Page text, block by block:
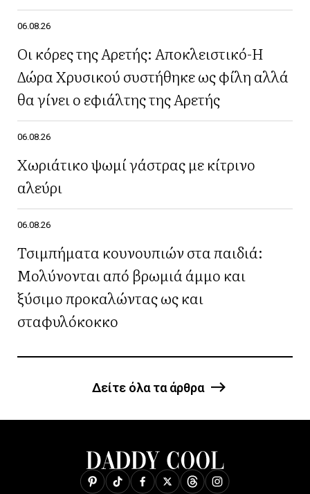
06.08.26
Οι κόρες της Αρετής: Αποκλειστικό-Η
Δώρα Χρυσικού συστήθηκε ως φίλη αλλά
θα γίνει ο εφιάλτης της Αρετής
06.08.26
Χωριάτικο ψωμί γάστρας με κίτρινο
αλεύρι
06.08.26
Τσιμπήματα κουνουπιών στα παιδιά:
Μολύνονται από βρωμιά άμμο και
ξύσιμο προκαλώντας ως και
σταφυλόκοκκο
Δείτε όλα τα άρθρα